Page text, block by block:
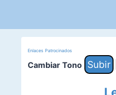
Enlaces Patrocinados
Cambiar Tono Subir